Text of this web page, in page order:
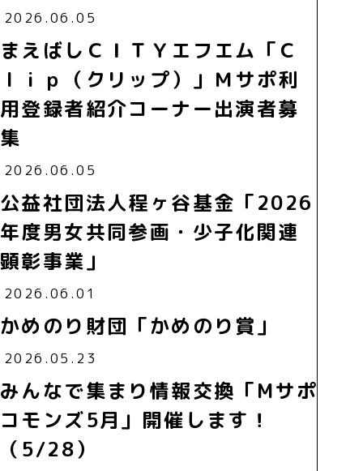
2026.06.05
まえばしＣＩＴＹエフエム「Ｃ
ｌｉｐ（クリップ）」Ｍサポ利
用登録者紹介コーナー出演者募
集
2026.06.05
公益社団法人程ヶ谷基金「2026
年度男女共同参画・少子化関連
顕彰事業」
2026.06.01
かめのり財団「かめのり賞」
2026.05.23
みんなで集まり情報交換「Mサポ
コモンズ5月」開催します！
（5/28）